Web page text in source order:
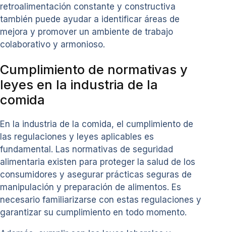
retroalimentación constante y constructiva
también puede ayudar a identificar áreas de
mejora y promover un ambiente de trabajo
colaborativo y armonioso.
Cumplimiento de normativas y
leyes en la industria de la
comida
En la industria de la comida, el cumplimiento de
las regulaciones y leyes aplicables es
fundamental. Las normativas de seguridad
alimentaria existen para proteger la salud de los
consumidores y asegurar prácticas seguras de
manipulación y preparación de alimentos. Es
necesario familiarizarse con estas regulaciones y
garantizar su cumplimiento en todo momento.